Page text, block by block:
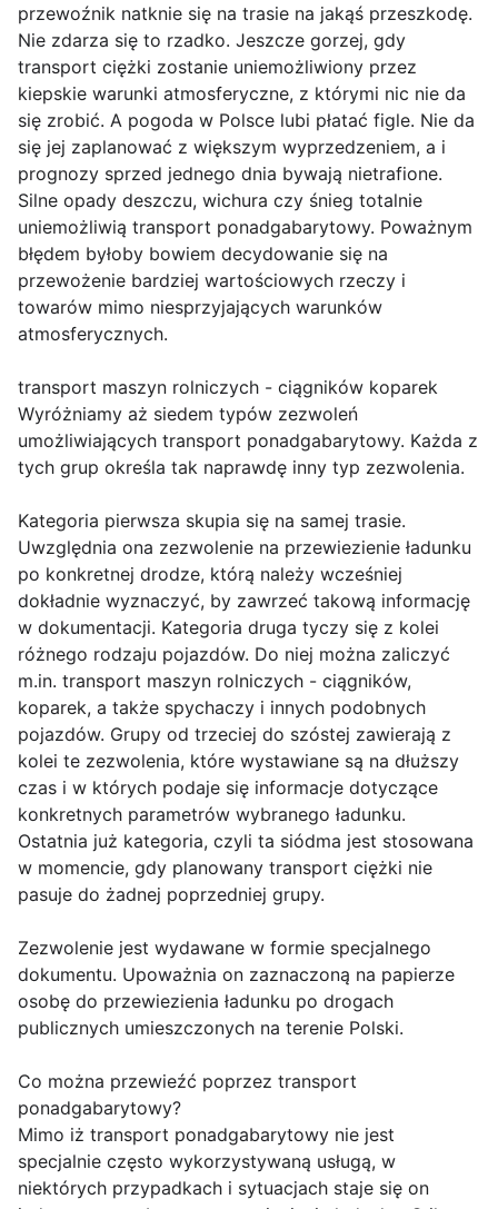
przewoźnik natknie się na trasie na jakąś przeszkodę.
Nie zdarza się to rzadko. Jeszcze gorzej, gdy
transport ciężki zostanie uniemożliwiony przez
kiepskie warunki atmosferyczne, z którymi nic nie da
się zrobić. A pogoda w Polsce lubi płatać figle. Nie da
się jej zaplanować z większym wyprzedzeniem, a i
prognozy sprzed jednego dnia bywają nietrafione.
Silne opady deszczu, wichura czy śnieg totalnie
uniemożliwią transport ponadgabarytowy. Poważnym
błędem byłoby bowiem decydowanie się na
przewożenie bardziej wartościowych rzeczy i
towarów mimo niesprzyjających warunków
atmosferycznych.
transport maszyn rolniczych - ciągników koparek
Wyróżniamy aż siedem typów zezwoleń
umożliwiających transport ponadgabarytowy. Każda z
tych grup określa tak naprawdę inny typ zezwolenia.
Kategoria pierwsza skupia się na samej trasie.
Uwzględnia ona zezwolenie na przewiezienie ładunku
po konkretnej drodze, którą należy wcześniej
dokładnie wyznaczyć, by zawrzeć takową informację
w dokumentacji. Kategoria druga tyczy się z kolei
różnego rodzaju pojazdów. Do niej można zaliczyć
m.in. transport maszyn rolniczych - ciągników,
koparek, a także spychaczy i innych podobnych
pojazdów. Grupy od trzeciej do szóstej zawierają z
kolei te zezwolenia, które wystawiane są na dłuższy
czas i w których podaje się informacje dotyczące
konkretnych parametrów wybranego ładunku.
Ostatnia już kategoria, czyli ta siódma jest stosowana
w momencie, gdy planowany transport ciężki nie
pasuje do żadnej poprzedniej grupy.
Zezwolenie jest wydawane w formie specjalnego
dokumentu. Upoważnia on zaznaczoną na papierze
osobę do przewiezienia ładunku po drogach
publicznych umieszczonych na terenie Polski.
Co można przewieźć poprzez transport
ponadgabarytowy?
Mimo iż transport ponadgabarytowy nie jest
specjalnie często wykorzystywaną usługą, w
niektórych przypadkach i sytuacjach staje się on